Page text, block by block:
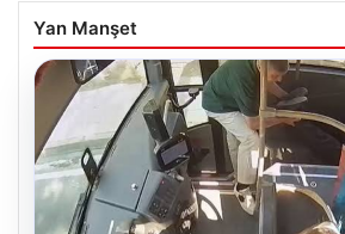
Yan Manşet